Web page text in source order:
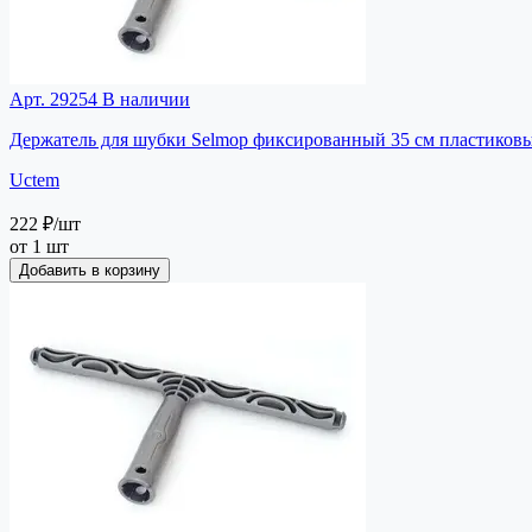
Арт. 29254 В наличии
Держатель для шубки Selmop фиксированный 35 см
Uctem
222 ₽/шт
от 1 шт
Добавить в корзину